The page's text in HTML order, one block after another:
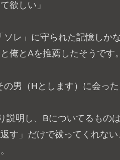
欲しい」
レ」に守られた記憶しか
俺とAを推薦したそうです。
男（Hとします）に会った
説明し、Bについてるもの
す」だけで祓ってくれない